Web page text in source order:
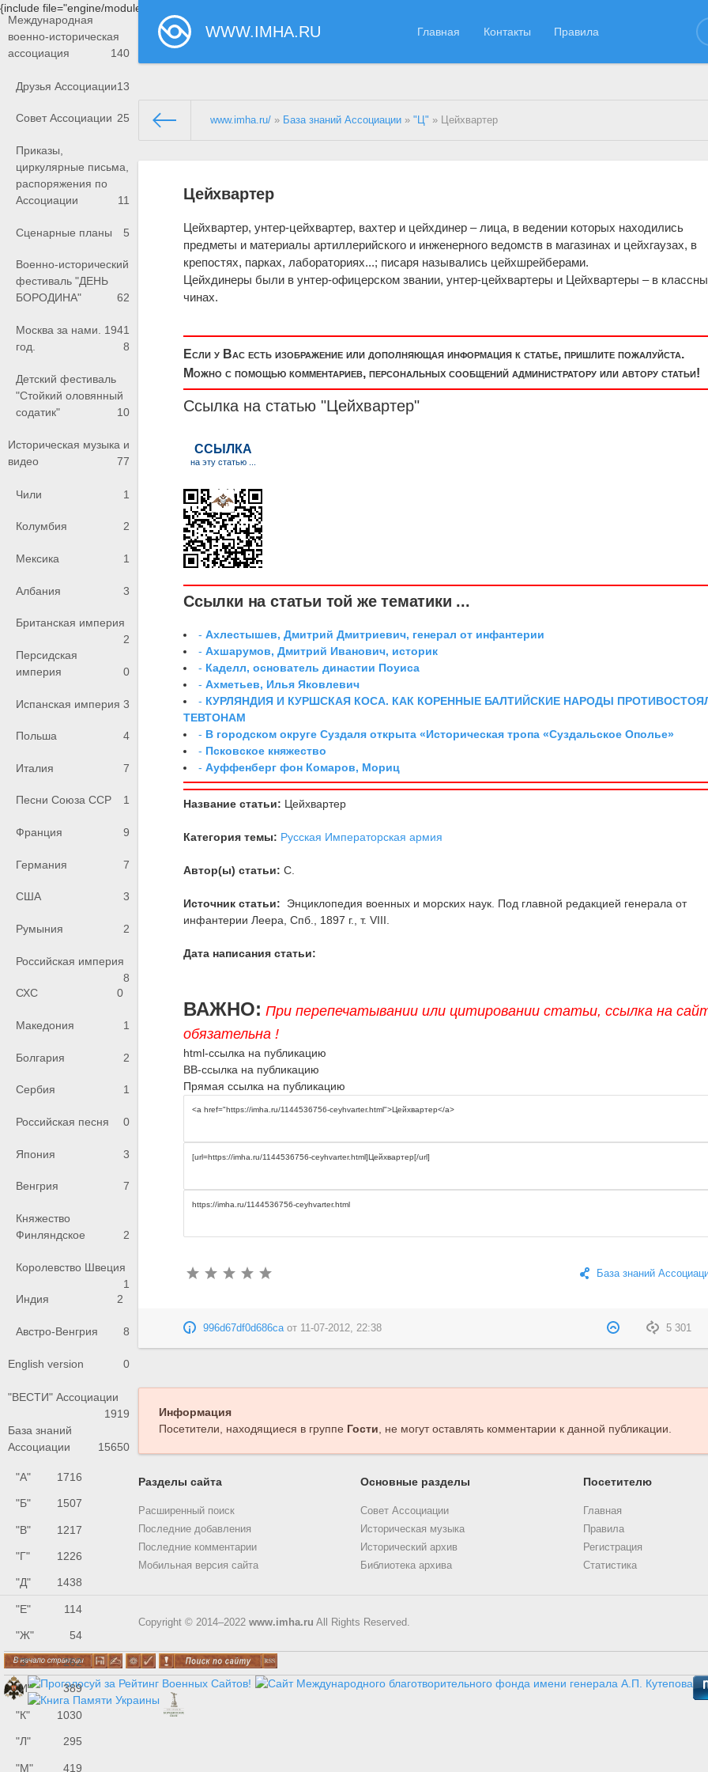
{include file="engine/modules/saperu/head.php"}
WWW.IMHA.RU Главная Контакты Правила
Международная
военно-историческая
ассоциация
140
Друзья Ассоциации13
Совет Ассоциации 25
Приказы,
циркулярные письма,
распоряжения по
Ассоциации
11
Сценарные планы 5
Военно-исторический
фестиваль "ДЕНЬ
БОРОДИНА"
62
Москва за нами. 1941
год.
8
Детский фестиваль
"Стойкий оловянный
содатик"
10
Историческая музыка и
видео
77
Чили 1
Колумбия 2
Мексика 1
Албания 3
Британская империя
2
Персидская
империя
0
Испанская империя 3
Польша 4
Италия 7
Песни Союза ССР 1
Франция 9
Германия 7
США 3
Румыния 2
Российская империя
8
СХС
0
Македония 1
Болгария 2
Сербия 1
Российская песня 0
Япония 3
Венгрия 7
Княжество
Финляндское
2
Королевство Швеция
1
Индия
2
Австро-Венгрия 8
English version 0
"ВЕСТИ" Ассоциации
1919
База знаний
Ассоциации
15650
"А" 1716
"Б" 1507
"В" 1217
"Г" 1226
"Д" 1438
"Е" 114
"Ж" 54
"З" 262
"И" 389
"К" 1030
"Л" 295
"М" 419
www.imha.ru/ » База знаний Ассоциации »"Ц" » Цейхвартер
Цейхвартер
Цейхвартер, унтер-цейхвартер, вахтер и цейхдинер – лица, в ведении которых находились
предметы и материалы артиллерийского и инженерного ведомств в магазинах и цейхгаузах, в
крепостях, парках, лабораториях...; писаря назывались цейхшрейберами.
Цейхдинеры были в унтер-офицерском звании, унтер-цейхвартеры и Цейхвартеры – в
чинах.
Если у Вас есть изображение или дополняющая информация к статье, пришлите пожалуйста.
Можно с помощью комментариев, персональных сообщений администратору или автору статьи!
Ссылка на статью "Цейхвартер"
Ссылки на статьи той же тематики ...
-Ахлестышев, Дмитрий Дмитриевич, генерал от инфантерии
-Ахшарумов, Дмитрий Иванович, историк
- Каделл, основатель династии Поуиса
-Ахметьев, Илья Яковлевич
- КУРЛЯНДИЯ И КУРШСКАЯ КОСА. КАК КОРЕННЫЕ БАЛТИЙСКИЕ НАРОДЫ
ТЕВТОНАМ
- В городском округе Суздаля открыта «Историческая тропа «Суздальское Ополье»
- Псковское княжество
-Ауффенберг фон Комаров, Мориц
Название статьи: Цейхвартер
Категория темы: Русская Императорская армия
Автор(ы) статьи: С.
Источник статьи:
Энциклопедия военных и морских наук. Под главной редакцией генерала от
инфантерии Леера, Спб., 1897 г., т. VIII.
Дата написания статьи:
ВАЖНО: При перепечатывании или цитировании статьи, ссылка на
обязательна !
html-ссылка на публикацию
BB-ссылка на публикацию
Прямая ссылка на публикацию
База знаний
5 301
996d67df0d686caот 11-07-2012, 22:38
Информация
Посетители, находящиеся в группе Гости, не могут оставлять комментарии к данной публикации.
Разделы сайта
Расширенный поиск
Последние добавления
Последние комментарии
Мобильная версия сайта
Основные разделы
Совет Ассоциации
Историческая музыка
Исторический архив
Библиотека архива
Посетителю
Главная
Правила
Регистрация
Статистика
Copyright © 2014–2022 www.imha.ru All Rights Reserved.